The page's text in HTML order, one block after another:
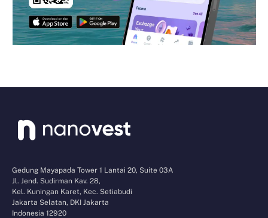
Gedung Mayapada Tower 1 Lantai 20, Suite 03A
Jl. Jend. Sudirman Kav. 28,
Kel. Kuningan Karet, Kec. Setiabudi
Jakarta Selatan, DKI Jakarta
Indonesia 12920